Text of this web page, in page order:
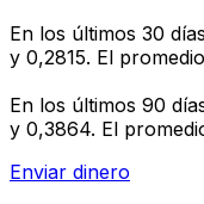
En los últimos 30
y 0,2815. El
En los últimos 90
y 0,3864. El
Enviar dinero